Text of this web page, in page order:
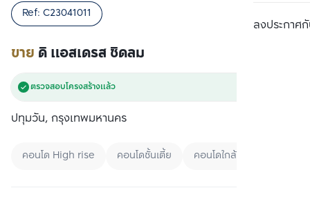
ลงประกาศกั
ขาย ดิ แอสเดรส ชิดลม
Ref: C23041011
ตรวจสอบโครงสร้างแล้ว
ปทุมวัน, กรุงเทพมหานคร
คอนโด High rise คอนโดชั้นเตี้ย คอนโดใกล้ BTS